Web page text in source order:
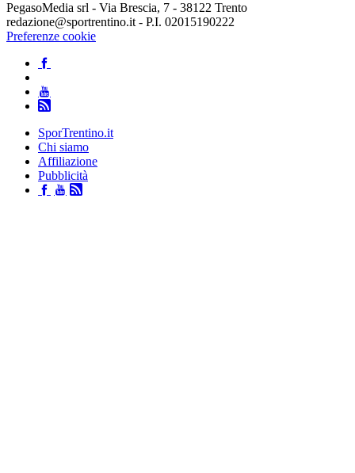
PegasoMedia srl - Via Brescia, 7 - 38122 Trento
redazione@sportrentino.it - P.I. 02015190222
Preferenze cookie
SporTrentino.it
Chi siamo
Affiliazione
Pubblicità